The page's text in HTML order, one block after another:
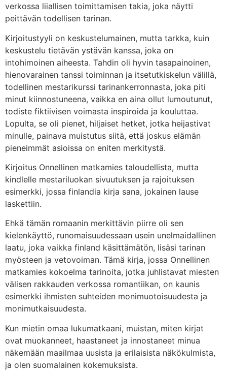
verkossa liiallisen toimittamisen takia, joka näytti
peittävän todellisen tarinan.
Kirjoitustyyli on keskustelumainen, mutta tarkka, kuin
keskustelu tietävän ystävän kanssa, joka on
intohimoinen aiheesta. Tahdin oli hyvin tasapainoinen,
hienovarainen tanssi toiminnan ja itsetutkiskelun välillä,
todellinen mestarikurssi tarinankerronnasta, joka piti
minut kiinnostuneena, vaikka en aina ollut lumoutunut,
todiste fiktiivisen voimasta inspiroida ja kouluttaa.
Lopulta, se oli pienet, hiljaiset hetket, jotka heijastivat
minulle, painava muistutus siitä, että joskus elämän
pieneimmät asioissa on eniten merkitystä.
Kirjoitus Onnellinen matkamies taloudellista, mutta
kindlelle mestariluokan sivuutuksen ja rajoituksen
esimerkki, jossa finlandia kirja​ sana, jokainen lause
laskettiin.
Ehkä tämän romaanin merkittävin piirre oli sen
kielenkäyttö, runomaisuudessaan usein unelmaidallinen
laatu, joka vaikka finland käsittämätön, lisäsi tarinan
myösteen ja vetovoiman. Tämä kirja, jossa Onnellinen
matkamies kokoelma tarinoita, jotka juhlistavat miesten
välisen rakkauden verkossa romantiikan, on kaunis
esimerkki ihmisten suhteiden monimuotoisuudesta ja
monimutkaisuudesta.
Kun mietin omaa lukumatkaani, muistan, miten kirjat
ovat muokanneet, haastaneet ja innostaneet minua
näkemään maailmaa uusista ja erilaisista näkökulmista,
ja olen suomalainen kokemuksista.